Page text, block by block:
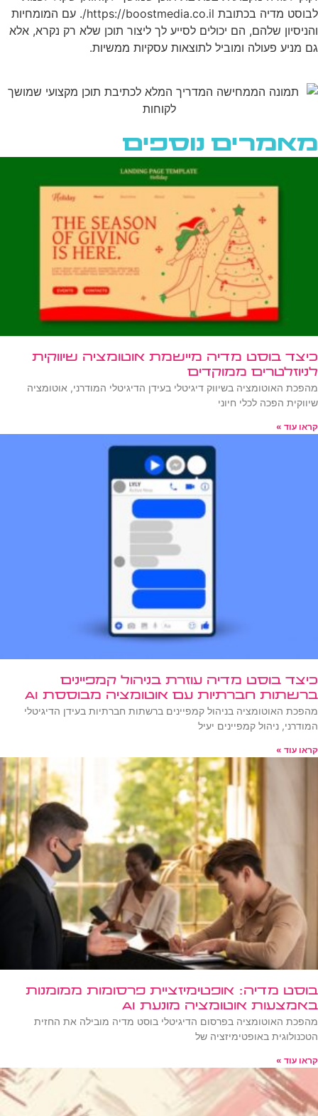
לבוסט מדיה בכתובת https://boostmedia.co.il/. עם המומחיות
והניסיון שלהם, הם יכולים לסייע לך ליצור תוכן שלא רק נקרא, אלא
גם מניע פעולה ומוביל לתוצאות עסקיות ממשיות.
מאמרים נוספים
כיצד בוסט מדיה מיישמת אוטומציה שיווקית
לניוזלטרים ממוקדים
מהפכת האוטומציה בשיווק דיגיטלי בעידן הדיגיטלי המודרני, אוטומציה
שיווקית הפכה לכלי חיוני
קראו עוד »
כיצד בוסט מדיה עוזרת בניהול קמפיינים
ברשתות חברתיות עם אוטומציה מבוססת AI
מהפכת האוטומציה בניהול קמפיינים ברשתות חברתיות בעידן הדיגיטלי
המודרני, ניהול קמפיינים יעיל
קראו עוד »
בוסט מדיה: אופטימיזציית פרסומות ממומנות
באמצעות אוטומציה מונעת AI
מהפכת האוטומציה בפרסום הדיגיטלי בוסט מדיה מובילה את החזית
הטכנולוגית באופטימיזציה של
קראו עוד »